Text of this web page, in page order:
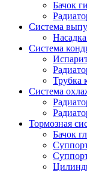
Бачок
Система
Система
Трубка
Система
Тормозная
Бачок